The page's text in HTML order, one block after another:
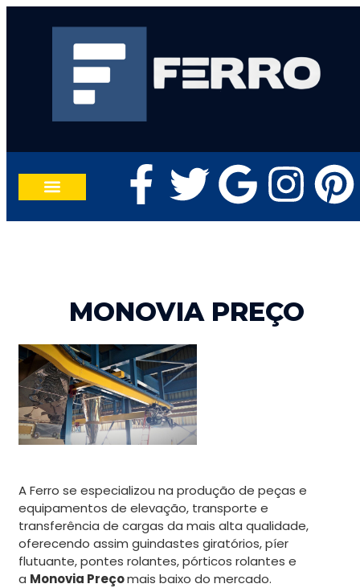
MONOVIA PREÇO
A Ferro se especializou na produção de peças e
equipamentos de elevação, transporte e
transferência de cargas da mais alta qualidade,
oferecendo assim guindastes giratórios, píer
flutuante, pontes rolantes, pórticos rolantes e
a Monovia Preçomais baixo do mercado.